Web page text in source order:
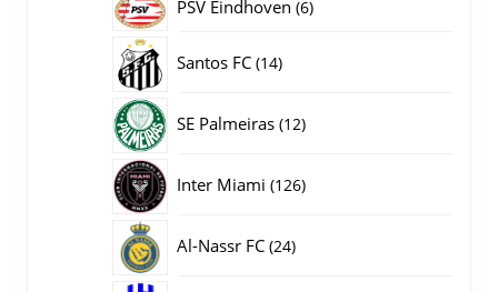
PSV Eindhoven 66
Santos FC 1414
SE Palmeiras 1212
Inter Miami 126126
Al-Nassr FC 2424